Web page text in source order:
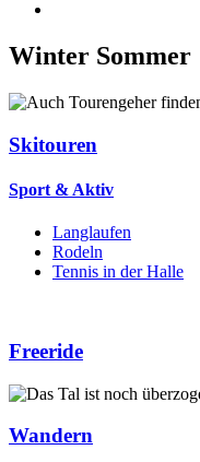
Winter Sommer
Skitouren
Sport & Aktiv
Langlaufen
Rodeln
Tennis in der Halle
Freeride
Wandern